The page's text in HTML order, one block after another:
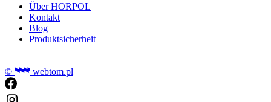
Über HORPOL
Kontakt
Blog
Produktsicherheit
© webtom.pl